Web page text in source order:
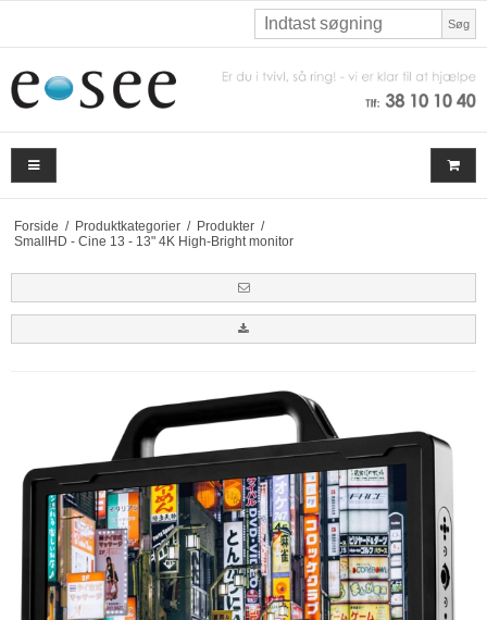
Søg
Forside / Produktkategorier / Produkter /
SmallHD - Cine 13 - 13" 4K High-Bright monitor